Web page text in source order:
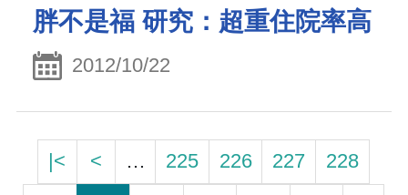
胖不是福 研究：超重住院率高
2012/10/22
|< < … 225 226 227
228